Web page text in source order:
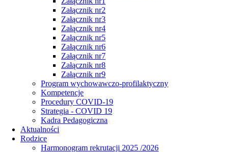
Załącznik nr2
Załącznik nr3
Załącznik nr4
Załącznik nr5
Załącznik nr6
Załącznik nr7
Załącznik nr8
Załącznik nr9
Program wychowawczo-profilaktyczny
Kompetencje
Procedury COVID-19
Strategia - COVID 19
Kadra Pedagogiczna
Aktualności
Rodzice
Harmonogram rekrutacji 2025 /2026